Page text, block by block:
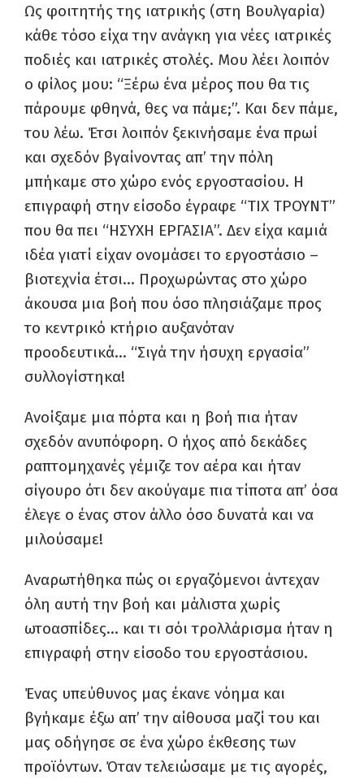
Ως φοιτητής της ιατρικής (στη Βουλγαρία)
κάθε τόσο είχα την ανάγκη για νέες ιατρικές
ποδιές και ιατρικές στολές. Μου λέει λοιπόν
ο φίλος μου: “Ξέρω ένα μέρος που θα τις
πάρουμε φθηνά, θες να πάμε;”. Και δεν πάμε,
του λέω. Έτσι λοιπόν ξεκινήσαμε ένα πρωί
και σχεδόν βγαίνοντας απ’ την πόλη
μπήκαμε στο χώρο ενός εργοστασίου. Η
επιγραφή στην είσοδο έγραφε “ΤΙΧ ΤΡΟΥΝΤ”
που θα πει “ΗΣΥΧΗ ΕΡΓΑΣΙΑ”. Δεν είχα καμιά
ιδέα γιατί είχαν ονομάσει το εργοστάσιο –
βιοτεχνία έτσι… Προχωρώντας στο χώρο
άκουσα μια βοή που όσο πλησιάζαμε προς
το κεντρικό κτήριο αυξανόταν
προοδευτικά… “Σιγά την ήσυχη εργασία”
συλλογίστηκα!
Ανοίξαμε μια πόρτα και η βοή πια ήταν
σχεδόν ανυπόφορη. Ο ήχος από δεκάδες
ραπτομηχανές γέμιζε τον αέρα και ήταν
σίγουρο ότι δεν ακούγαμε πια τίποτα απ’ όσα
έλεγε ο ένας στον άλλο όσο δυνατά και να
μιλούσαμε!
Αναρωτήθηκα πώς οι εργαζόμενοι άντεχαν
όλη αυτή την βοή και μάλιστα χωρίς
ωτοασπίδες… και τι σόι τρολλάρισμα ήταν η
επιγραφή στην είσοδο του εργοστάσιου.
Ένας υπεύθυνος μας έκανε νόημα και
βγήκαμε έξω απ’ την αίθουσα μαζί του και
μας οδήγησε σε ένα χώρο έκθεσης των
προϊόντων. Όταν τελειώσαμε με τις αγορές,